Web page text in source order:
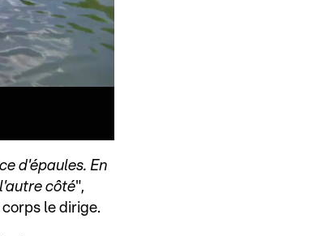
d'épaules. En
côté",
le dirige.